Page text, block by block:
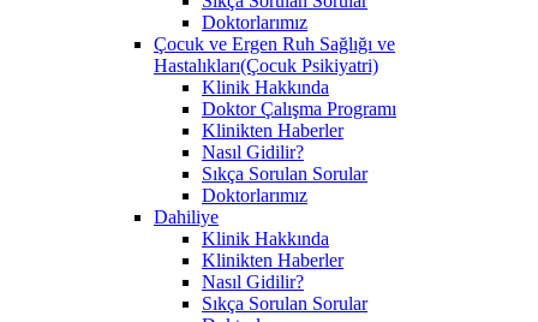
Doktorlarımız
Çocuk ve Ergen Ruh Sağlığı ve
Hastalıkları(Çocuk Psikiyatri)
Klinik Hakkında
Doktor Çalışma Programı
Klinikten Haberler
Nasıl Gidilir?
Sıkça Sorulan Sorular
Doktorlarımız
Dahiliye
Klinik Hakkında
Klinikten Haberler
Nasıl Gidilir?
Sıkça Sorulan Sorular